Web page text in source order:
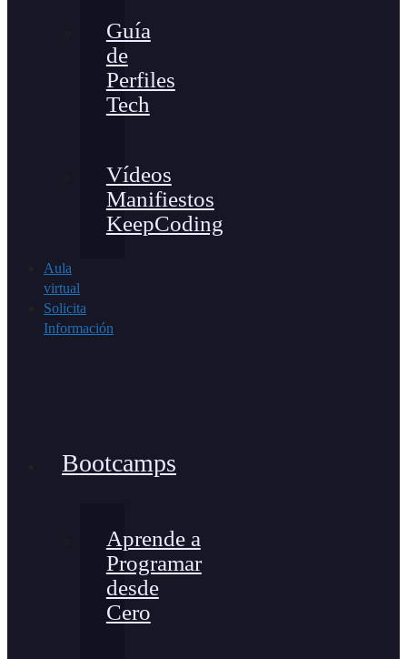
Guía
de
Perfiles
Tech
Vídeos
Manifiestos
KeepCoding
Aula
virtual
Solicita
Información
Bootcamps
Aprende a
Programar
desde
Cero